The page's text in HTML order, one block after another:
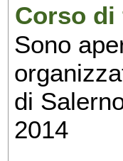
Corso di
Sono
di
2014